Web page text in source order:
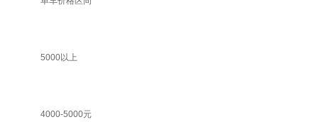
5000以上
4000-5000元